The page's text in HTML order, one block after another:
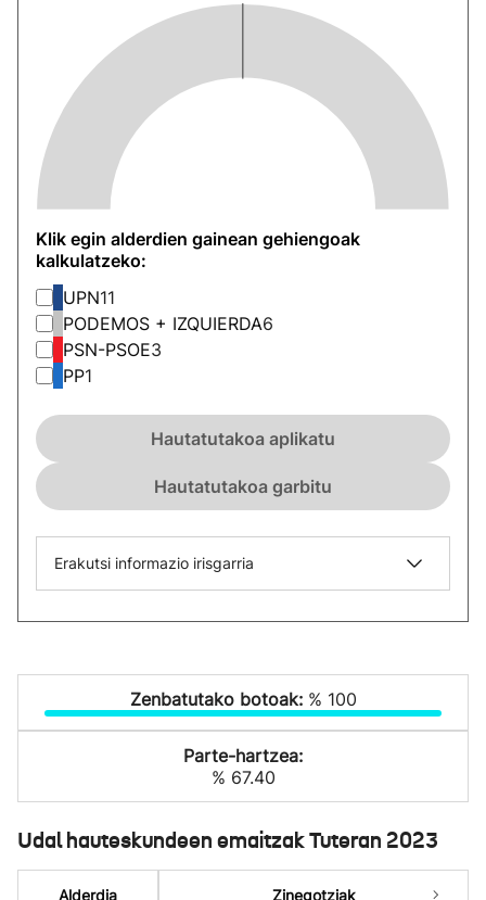
Klik egin alderdien gainean gehiengoak
kalkulatzeko:
UPN11
PODEMOS + IZQUIERDA6
PSN-PSOE3
PP1
Hautatutakoa aplikatu
Hautatutakoa garbitu
Erakutsi informazio irisgarria
Zenbatutako botoak: % 100
Parte-hartzea:
% 67.40
Udal hauteskundeen emaitzak Tuteran 2023
Alderdia Zinegotziak